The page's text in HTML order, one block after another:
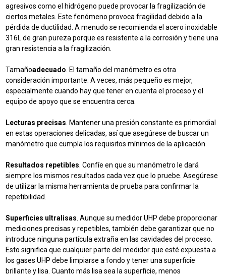
agresivos como el hidrógeno puede provocar la fragilización de
ciertos metales. Este fenómeno provoca fragilidad debido a la
pérdida de ductilidad. A menudo se recomienda el acero inoxidable
316L de gran pureza porque es resistente a la corrosión y tiene una
gran resistencia a la fragilización.
Tamañoadecuado . El tamaño del manómetro es otra
consideración importante. A veces, más pequeño es mejor,
especialmente cuando hay que tener en cuenta el proceso y el
equipo de apoyo que se encuentra cerca.
Lecturas precisas . Mantener una presión constante es primordial
en estas operaciones delicadas, así que asegúrese de buscar un
manómetro que cumpla los requisitos mínimos de la aplicación.
Resultados repetibles . Confíe en que su manómetro le dará
siempre los mismos resultados cada vez que lo pruebe. Asegúrese
de utilizar la misma herramienta de prueba para confirmar la
repetibilidad.
Superficies ultralisas . Aunque su medidor UHP debe proporcionar
mediciones precisas y repetibles, también debe garantizar que no
introduce ninguna partícula extraña en las cavidades del proceso.
Esto significa que cualquier parte del medidor que esté expuesta a
los gases UHP debe limpiarse a fondo y tener una superficie
brillante y lisa. Cuanto más lisa sea la superficie, menos